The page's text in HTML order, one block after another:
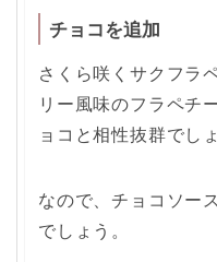
チョコを追加
さくら咲くサクフラ
リー風味のフラペチ
ョコと相性抜群でしょ
なので、チョコソー
でしょう。